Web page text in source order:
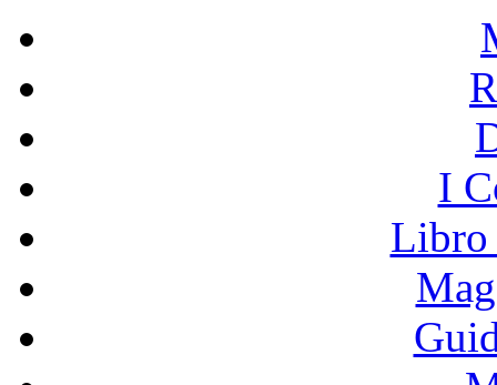
I
Libro